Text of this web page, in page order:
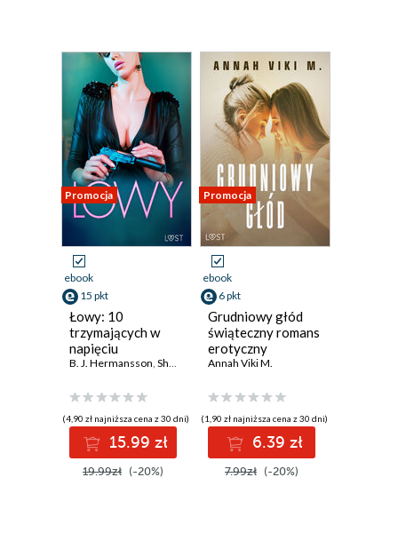
Promocja
ebook
15 pkt
Łowy: 10
trzymających w
napięciu
opowiadań
B. J. Hermansson, SheWolf Annah Viki M.,Mila Lipa
(4,90 zł najniższa cena z 30 dni)
15.99 zł
19.99zł (-20%)
Promocja
ebook
6 pkt
Grudniowy głód
świąteczny romans
erotyczny
Annah Viki M.
(1,90 zł najniższa cena z 30 dni)
6.39 zł
7.99zł (-20%)